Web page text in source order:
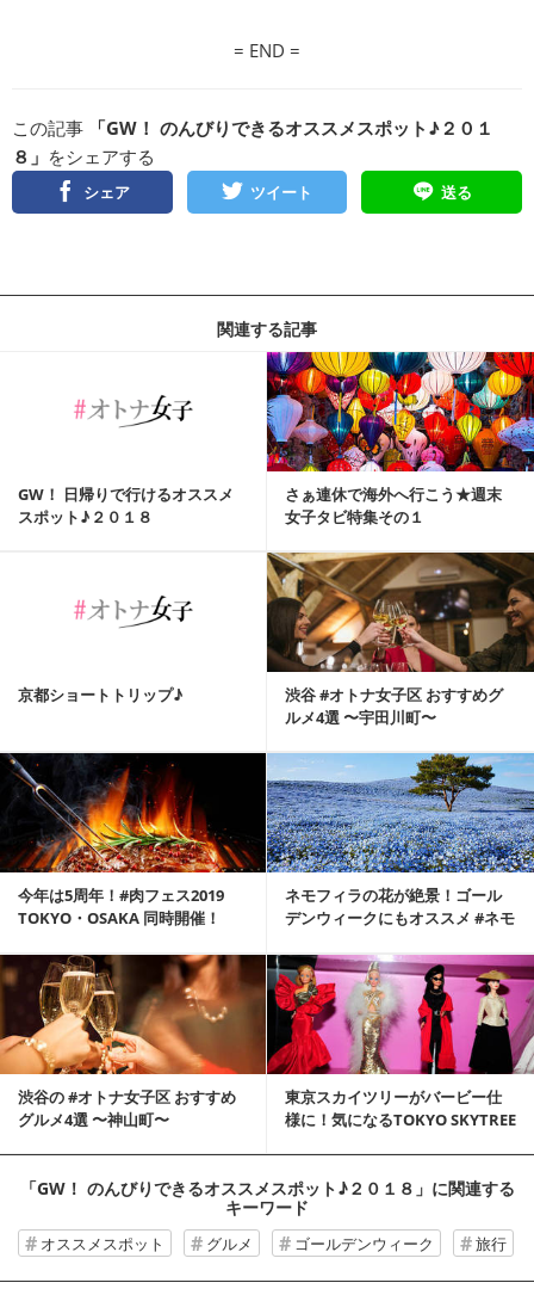
= END =
この記事
「GW！ のんびりできるオススメスポット♪２０１
８」 をシェアする
シェア ツイート 送る
関連する記事
GW！ 日帰りで行けるオススメ
スポット♪２０１８
さぁ連休で海外へ行こう★週末
女子タビ特集その１
京都ショートトリップ♪
渋谷 #オトナ女子区 おすすめグ
ルメ4選 〜宇田川町〜
今年は5周年！#肉フェス2019
TOKYO・OSAKA 同時開催！
ネモフィラの花が絶景！ゴール
デンウィークにもオススメ #ネモ
渋谷の #オトナ女子区 おすすめ
グルメ4選 〜神山町〜
東京スカイツリーがバービー仕
様に！気になるTOKYO SKYTREE
「GW！ のんびりできるオススメスポット♪２０１８」 に関連する
キーワード
オススメスポット グルメ ゴールデンウィーク 旅行